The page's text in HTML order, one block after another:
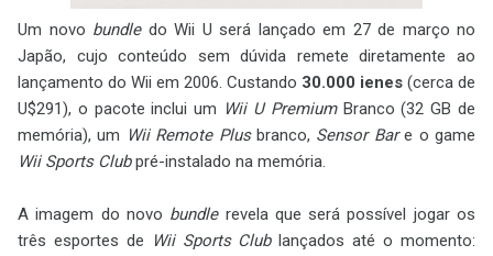
Um novo bundledo Wii U será lançado em 27 de março no
Japão, cujo conteúdo sem dúvida remete diretamente ao
lançamento do Wii em 2006. Custando 30.000 ienes (cerca de
U$291), o pacote inclui um Wii U PremiumBranco (32 GB de
memória), um Wii Remote Plusbranco, Sensor Bare o game
Wii Sports Clubpré-instalado na memória.
A imagem do novo bundlerevela que será possível jogar os
três esportes de
Wii Sports Clublançados até o momento: